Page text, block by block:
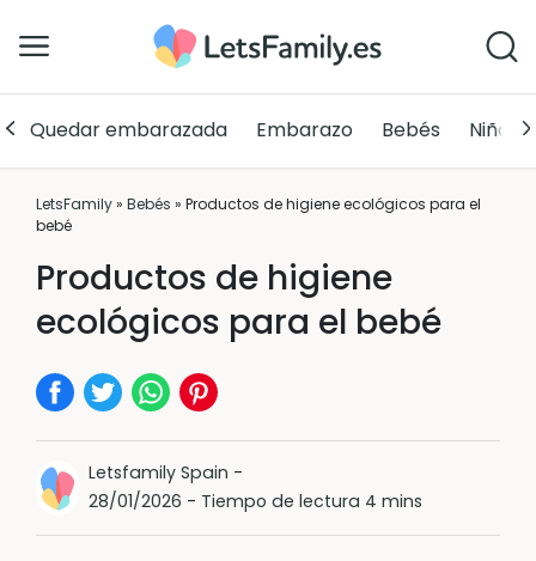
Quedar embarazada Embarazo Bebés Niños
LetsFamily» Bebés » Productos de higiene ecológicos para el
bebé
Productos de higiene
ecológicos para el bebé
Letsfamily Spain -
28/01/2026 - Tiempo de lectura 4 mins